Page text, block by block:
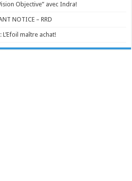
Objective” avec Indra!
NOTICE – RRD
L’Efoil maître achat!